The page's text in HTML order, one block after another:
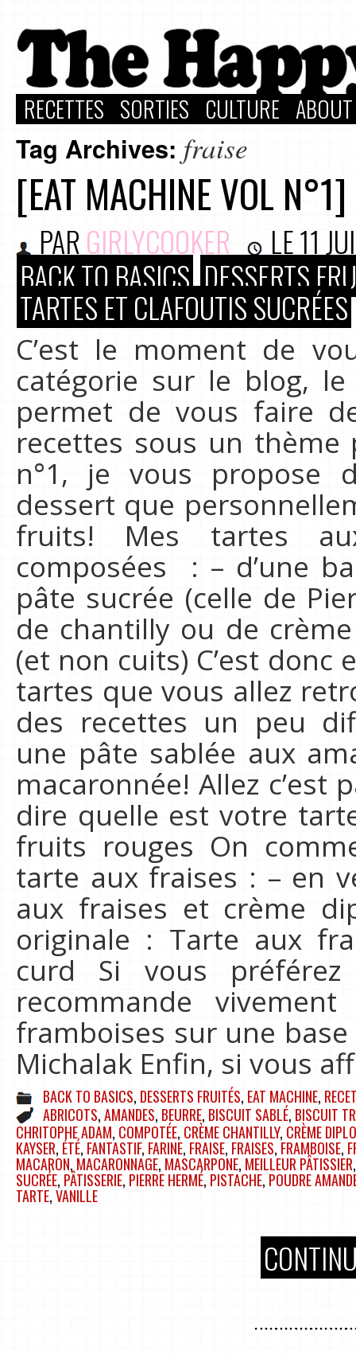
RECETTES SORTIES CULTURE
Tag Archives: fraise
[EAT MACHINE VOL
PAR GIRLYCOOKER LE11
BACK TO BASICS DESSERTS
TARTES ET CLAFOUTIS SUCRÉES
C’est le moment de
catégorie sur le blog,
permet de vous faire
recettes sous un thème
n°1, je vous propose
dessert que
fruits! Mes tartes
composées : – d’une
pâte sucrée (celle de
de chantilly ou de
(et non cuits) C’est
tartes que vous allez
des recettes un peu
une pâte sablée aux
macaronnée! Allez c’est
dire quelle est votre
fruits rouges On
tarte aux fraises : – en
aux fraises et crème
originale : Tarte aux
curd Si vous
recommande
framboises sur une
Michalak Enfin, si vous
BACK TO BASICS, DESSERTS FRUITÉS, EAT MACHINE,
ABRICOTS,AMANDES, BEURRE, BISCUIT SABLÉ, BISCUIT
CHRITOPHE ADAM, COMPOTÉE, CRÈME CHANTILLY, CRÈME
KAYSER, ÉTÉ, FANTASTIF, FARINE, FRAISE, FRAISES, FRAMBOISE,
MACARON, MACARONNAGE, MASCARPONE, MEILLEUR PÂTISSIER
SUCRÉE, PÂTISSERIE, PIERRE HERMÉ, PISTACHE, POUDRE
TARTE,VANILLE